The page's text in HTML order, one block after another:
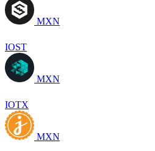
MXN
IOST
MXN
IOTX
MXN